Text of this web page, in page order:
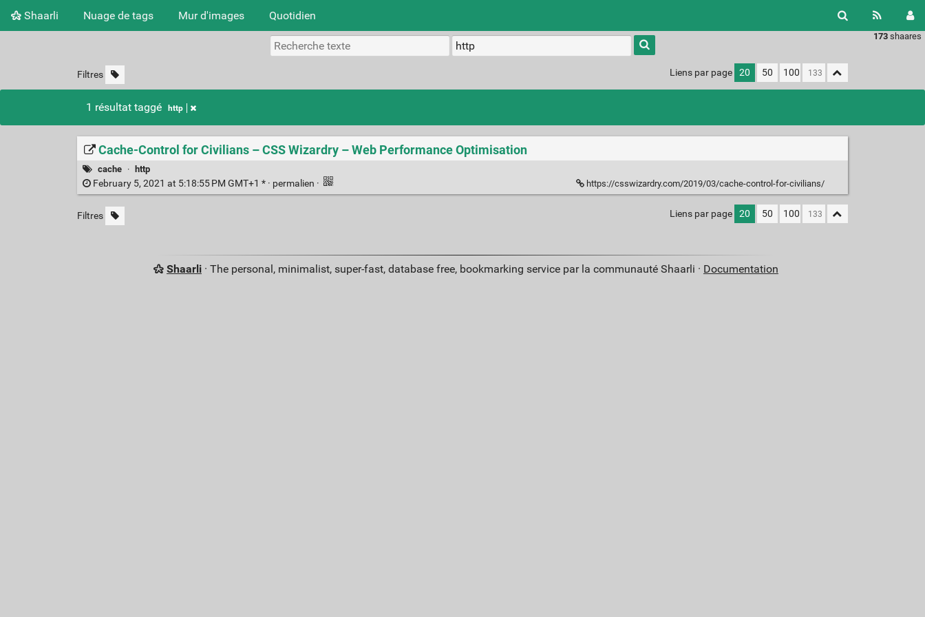
Shaarli Nuage de tags Mur d'images Quotidien
173 shaares
Type 1 or
more
characters
results.
Filtres Liens par page 20 50 100
1 résultat taggé http
Cache-Control for Civilians – CSS Wizardry – Web Performance Optimisation
cache · http
February 5, 2021 at 5:18:55 PM GMT+1 * · permalien · https://csswizardry.com/2019/03/cache-control-for-civilians/
Filtres Liens par page 20 50 100
Shaarli· The personal, minimalist, super-fast, database free, bookmarking service par la communauté Shaarli · Documentation